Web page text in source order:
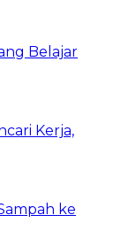
Belajar
Kerja,
ke